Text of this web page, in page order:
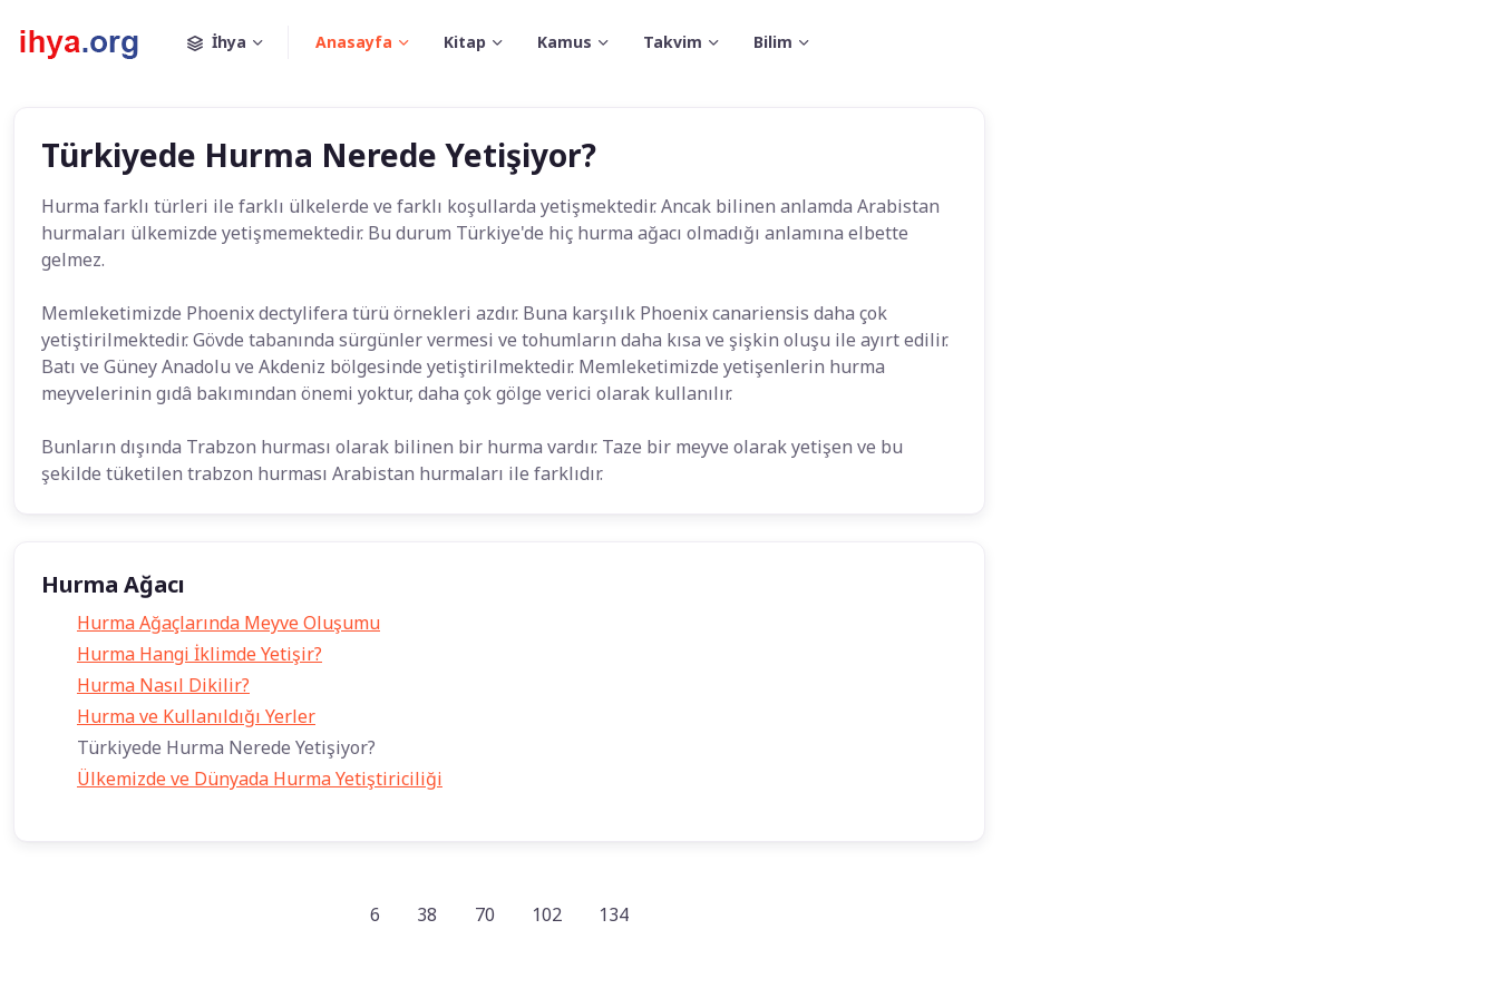
İhya Anasayfa Kitap Kamus Takvim Bilim
Türkiyede Hurma Nerede Yetişiyor?
Hurma farklı türleri ile farklı ülkelerde ve farklı koşullarda yetişmektedir. Ancak bilinen anlamda Arabistan
hurmaları ülkemizde yetişmemektedir. Bu durum Türkiye'de hiç hurma ağacı olmadığı anlamına elbette
gelmez.
Memleketimizde Phoenix dectylifera türü örnekleri azdır. Buna karşılık Phoenix canariensis daha çok
yetiştirilmektedir. Gövde tabanında sürgünler vermesi ve tohumların daha kısa ve şişkin oluşu ile ayırt edilir.
Batı ve Güney Anadolu ve Akdeniz bölgesinde yetiştirilmektedir. Memleketimizde yetişenlerin hurma
meyvelerinin gıdâ bakımından önemi yoktur, daha çok gölge verici olarak kullanılır.
Bunların dışında Trabzon hurması olarak bilinen bir hurma vardır. Taze bir meyve olarak yetişen ve bu
şekilde tüketilen trabzon hurması Arabistan hurmaları ile farklıdır.
Hurma Ağacı
Hurma Ağaçlarında Meyve Oluşumu
Hurma Hangi İklimde Yetişir?
Hurma Nasıl Dikilir?
Hurma ve Kullanıldığı Yerler
Türkiyede Hurma Nerede Yetişiyor?
Ülkemizde ve Dünyada Hurma Yetiştiriciliği
6 38 70 102 134